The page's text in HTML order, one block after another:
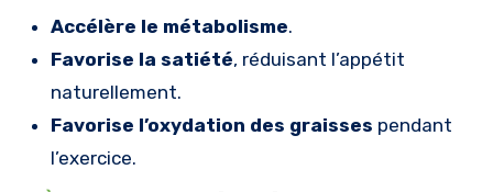
Accélère le métabolisme.
Favorise la satiété, réduisant l’appétit
naturellement.
Favorise l’oxydation des graisses pendant
l’exercice.